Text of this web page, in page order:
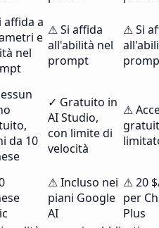
affida a
e
nel
⚠ Si affida
all'abilità nel
prompt
⚠ Si
da 10
✓ Gratuito in
AI Studio,
con limite di
velocità
⚠
⚠ Incluso nei
piani Google
AI
⚠ 20
per
Plus